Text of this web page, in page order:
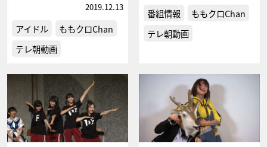
2019.12.13
アイドル
ももクロChan
テレ朝動画
番組情報
ももクロChan
テレ朝動画